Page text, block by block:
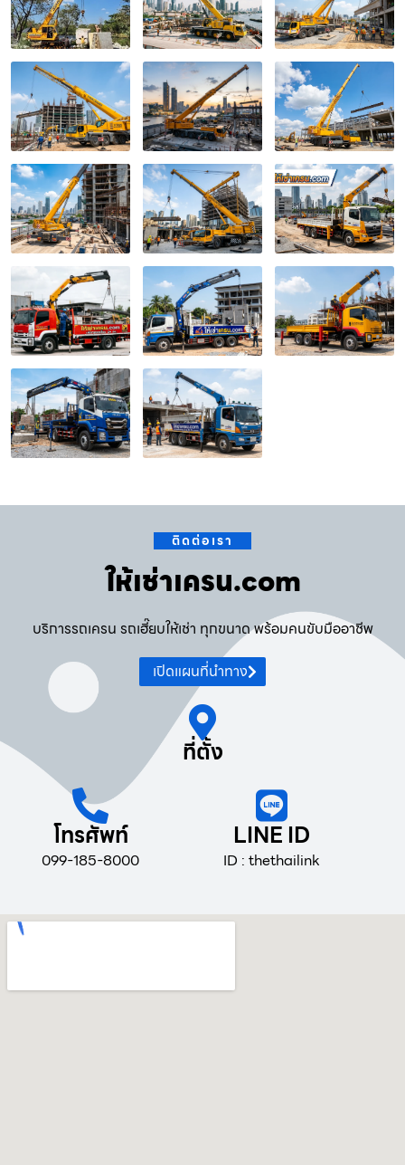
ติดต่อเรา
ให้เช่าเครน.com
บริการรถเครน รถเฮี๊ยบให้เช่า ทุกขนาด พร้อมคนขับมืออาชีพ
เปิดแผนที่นำทาง
ที่ตั้ง
โทรศัพท์
099-185-8000
LINE ID
ID : thethailink